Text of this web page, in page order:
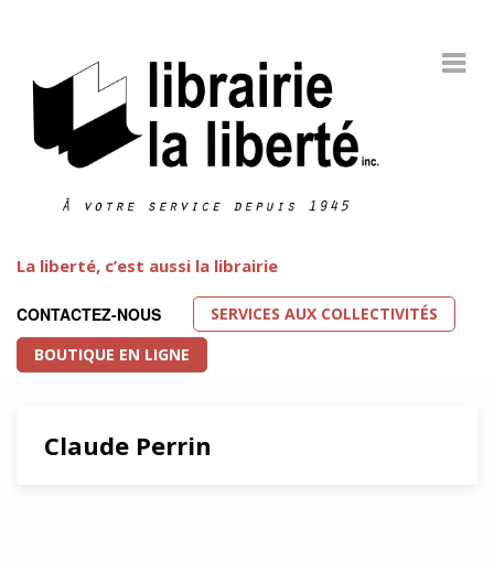
La liberté, c’est aussi la librairie
CONTACTEZ-NOUS
SERVICES AUX COLLECTIVITÉS
BOUTIQUE EN LIGNE
Claude Perrin